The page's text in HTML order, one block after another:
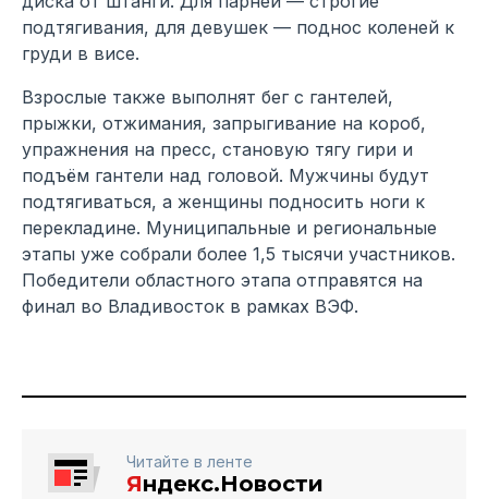
подтягивания, для девушек — поднос коленей к
груди в висе.
Взрослые также выполнят бег с гантелей,
прыжки, отжимания, запрыгивание на короб,
упражнения на пресс, становую тягу гири и
подъём гантели над головой. Мужчины будут
подтягиваться, а женщины подносить ноги к
перекладине. Муниципальные и региональные
этапы уже собрали более 1,5 тысячи участников.
Победители областного этапа отправятся на
финал во Владивосток в рамках ВЭФ.
Читайте в ленте
Яндекс.Новости